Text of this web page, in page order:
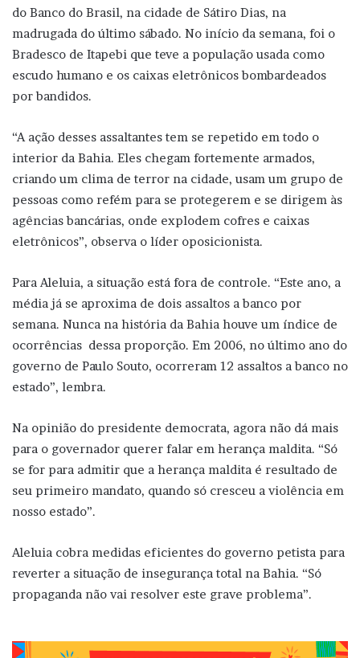
do Banco do Brasil, na cidade de Sátiro Dias, na
madrugada do último sábado. No início da semana, foi o
Bradesco de Itapebi que teve a população usada como
escudo humano e os caixas eletrônicos bombardeados
por bandidos.
“A ação desses assaltantes tem se repetido em todo o
interior da Bahia. Eles chegam fortemente armados,
criando um clima de terror na cidade, usam um grupo de
pessoas como refém para se protegerem e se dirigem às
agências bancárias, onde explodem cofres e caixas
eletrônicos”, observa o líder oposicionista.
Para Aleluia, a situação está fora de controle. “Este ano, a
média já se aproxima de dois assaltos a banco por
semana. Nunca na história da Bahia houve um índice de
ocorrências dessa proporção. Em 2006, no último ano do
governo de Paulo Souto, ocorreram 12 assaltos a banco no
estado”, lembra.
Na opinião do presidente democrata, agora não dá mais
para o governador querer falar em herança maldita. “Só
se for para admitir que a herança maldita é resultado de
seu primeiro mandato, quando só cresceu a violência em
nosso estado”.
Aleluia cobra medidas eficientes do governo petista para
reverter a situação de insegurança total na Bahia. “Só
propaganda não vai resolver este grave problema”.